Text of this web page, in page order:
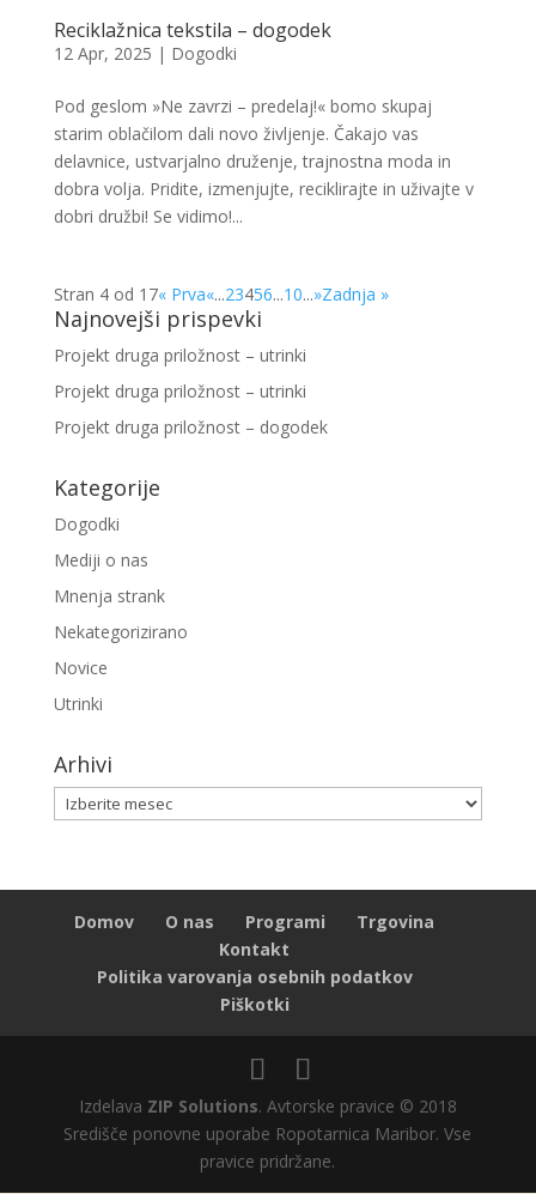
Reciklažnica tekstila – dogodek
12 Apr, 2025 | Dogodki
Pod geslom »Ne zavrzi – predelaj!« bomo skupaj
starim oblačilom dali novo življenje. Čakajo vas
delavnice, ustvarjalno druženje, trajnostna moda in
dobra volja. Pridite, izmenjujte, reciklirajte in uživajte v
dobri družbi! Se vidimo!...
Stran 4 od 17« Prva«...23456...10...»Zadnja »
Najnovejši prispevki
Projekt druga priložnost – utrinki
Projekt druga priložnost – utrinki
Projekt druga priložnost – dogodek
Kategorije
Dogodki
Mediji o nas
Mnenja strank
Nekategorizirano
Novice
Utrinki
Arhivi
Arhivi
Domov O nas Programi
Trgovina
Kontakt
Politika varovanja osebnih podatkov
Piškotki
Izdelava ZIP Solutions. Avtorske pravice © 2018
Središče ponovne uporabe Ropotarnica Maribor. Vse
pravice pridržane.